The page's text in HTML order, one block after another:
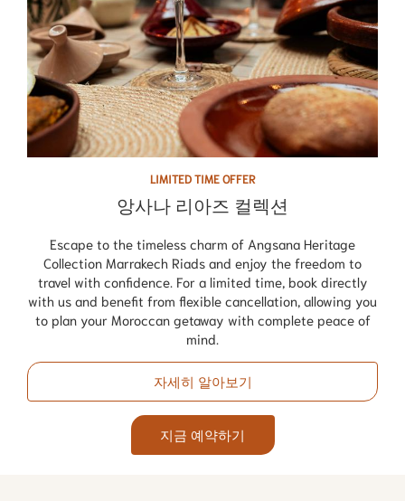
LIMITED TIME OFFER
앙사나 리아즈 컬렉션
Escape to the timeless charm of Angsana Heritage
Collection Marrakech Riads and enjoy the freedom to
travel with confidence. For a limited time, book directly
with us and benefit from flexible cancellation, allowing you
to plan your Moroccan getaway with complete peace of
mind.
자세히 알아보기
지금 예약하기